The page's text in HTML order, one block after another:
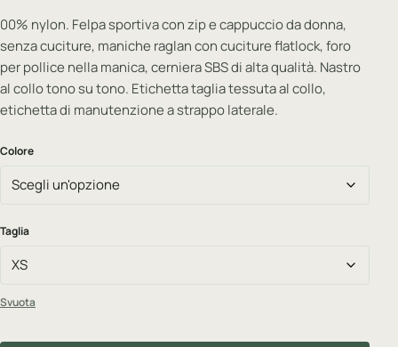
00% nylon. Felpa sportiva con zip e cappuccio da donna,
senza cuciture, maniche raglan con cuciture flatlock, foro
per pollice nella manica, cerniera SBS di alta qualità. Nastro
al collo tono su tono. Etichetta taglia tessuta al collo,
etichetta di manutenzione a strappo laterale.
Colore
Taglia
Svuota